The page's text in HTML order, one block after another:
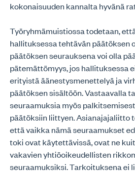
kokonaisuuden kannalta hyvänä
Työryhmämuistiossa todetaan,
hallituksessa tehtävän päätöksen
päätöksen seurauksena voi olla
pätemättömyys, jos hallituksessa
erityistä äänestysmenettelyä ja
päätöksen sisältöön. Vastaavalla
seuraamuksia myös
päätöksiin liittyen. Asianajajaliitto
että vaikka nämä seuraamukset
toki ovat käytettävissä, ovat ne
vakavien yhtiöoikeudellisten
seuraamuksiksi. Tarkoituksena ei